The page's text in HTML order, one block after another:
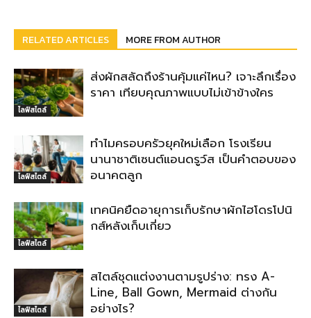
RELATED ARTICLES MORE FROM AUTHOR
ไลฟ์สไตล์
ส่งผักสลัดถึงร้านคุ้มแค่ไหน? เจาะลึกเรื่อง
ราคา เทียบคุณภาพแบบไม่เข้าข้างใคร
ไลฟ์สไตล์
ทำไมครอบครัวยุคใหม่เลือก โรงเรียน
นานาชาติเซนต์แอนดรูว์ส เป็นคำตอบของ
อนาคตลูก
ไลฟ์สไตล์
เทคนิคยืดอายุการเก็บรักษาผักไฮโดรโปนิ
กส์หลังเก็บเกี่ยว
ไลฟ์สไตล์
สไตล์ชุดแต่งงานตามรูปร่าง: ทรง A-
Line, Ball Gown, Mermaid ต่างกัน
อย่างไร?